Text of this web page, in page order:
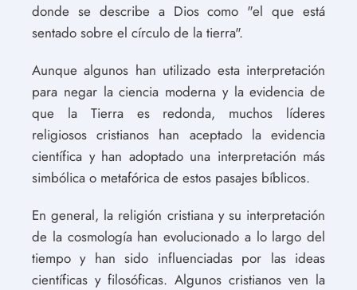
donde se describe a Dios como "el que está
sentado sobre el círculo de la tierra".
Aunque algunos han utilizado esta interpretación
para negar la ciencia moderna y la evidencia de
que la Tierra es redonda, muchos líderes
religiosos cristianos han aceptado la evidencia
científica y han adoptado una interpretación más
simbólica o metafórica de estos pasajes bíblicos.
En general, la religión cristiana y su interpretación
de la cosmología han evolucionado a lo largo del
tiempo y han sido influenciadas por las ideas
científicas y filosóficas. Algunos cristianos ven la